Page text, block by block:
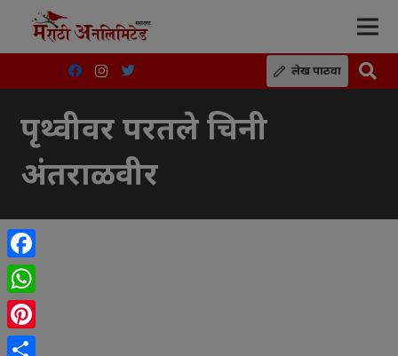
लेख पाठवा
पृथ्वीवर परतले चिनी
अंतराळवीर
Facebook
WhatsApp
Pinterest